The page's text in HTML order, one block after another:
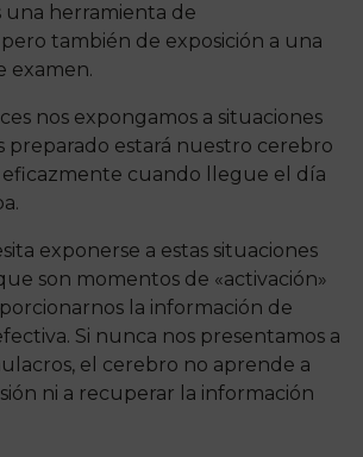
una herramienta de
también de exposición a una
examen.
nos expongamos a situaciones
preparado estará nuestro cerebro
eficazmente cuando llegue el día
exponerse a estas situaciones
son momentos de «activación»
la información de
Si nunca nos presentamos a
el cerebro no aprende a
ni a recuperar la información